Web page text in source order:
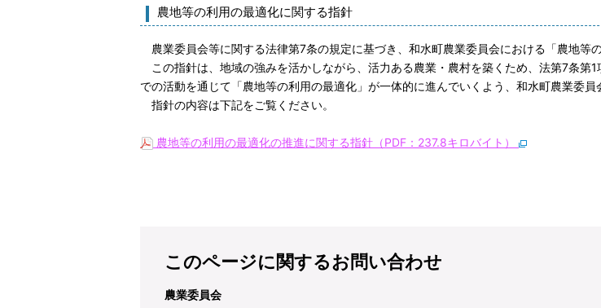
農地等の利用の最適化に関する指針
農業委員会等に関する法律第7条の規定に基づき、和水町農業委員会における「農地等
この指針は、地域の強みを活かしながら、活力ある農業・農村を築くため、法第7条第
での活動を通じて「農地等の利用の最適化」が一体的に進んでいくよう、和水町農業委
指針の内容は下記をご覧ください。
農地等の利用の最適化の推進に関する指針（PDF：237.8キロバイト）
このページに関するお問い合わせ
農業委員会